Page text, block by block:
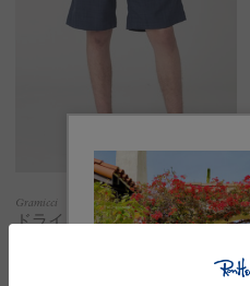
Gramicci
ドライタッチ ウェビング シ